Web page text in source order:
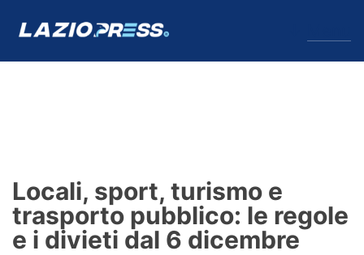
Formello
Infortuni
Locali, sport, turismo e
trasporto pubblico: le regole
e i divieti dal 6 dicembre